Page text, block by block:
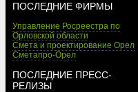
ПОСЛЕДНИЕ ФИРМЫ
Управление Росреестра по
Орловской области
Смета и проектирование Орел
Сметапро-Орел
ПОСЛЕДНИЕ ПРЕСС-
РЕЛИЗЫ